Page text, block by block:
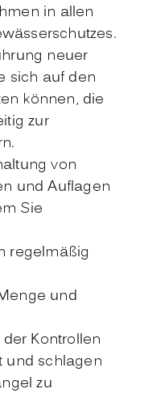
in allen
neuer
sich auf den
können, die
zur
von
und Auflagen
Sie
regelmäßig
und
Kontrollen
und schlagen
zu